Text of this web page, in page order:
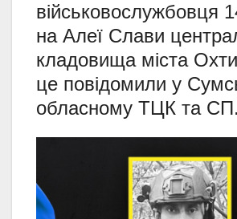
військовослужбовця
на Алеї Слави
кладовища міста
це повідомили у
обласному ТЦК та СП.